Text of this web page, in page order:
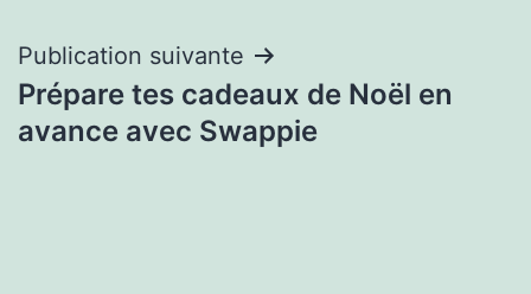
Publication suivante
Prépare tes cadeaux de Noël en
avance avec Swappie